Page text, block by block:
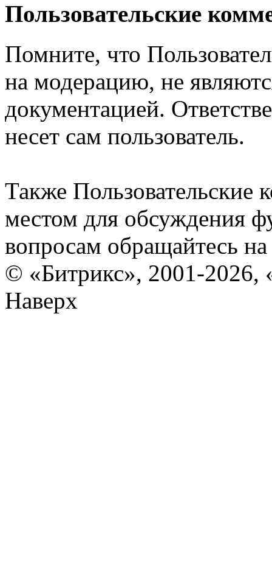
Пользовательские
Помните, что
на модерацию, не
документацией.
несет сам пользователь.
Также Пользовательские
местом для обсуждения
вопросам обращайтесь
© «Битрикс», 2001-2026,
Наверх